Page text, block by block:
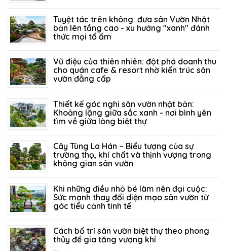
Tuyệt tác trên không: đưa sân Vườn Nhật
bản lên tầng cao - xu hướng "xanh" đánh
thức mọi tổ ấm
Vũ điệu của thiên nhiên: đột phá doanh thu
cho quán cafe & resort nhờ kiến trúc sân
vườn đẳng cấp
Thiết kế góc nghỉ sân vườn nhật bản:
Khoảng lặng giữa sắc xanh - nơi bình yên
tìm về giữa lòng biệt thự
Cây Tùng La Hán – Biểu tượng của sự
trường thọ, khí chất và thịnh vượng trong
không gian sân vườn
Khi những điều nhỏ bé làm nên đại cuộc:
Sức mạnh thay đổi diện mạo sân vườn từ
góc tiểu cảnh tinh tế
Cách bố trí sân vườn biệt thự theo phong
thủy để gia tăng vượng khí